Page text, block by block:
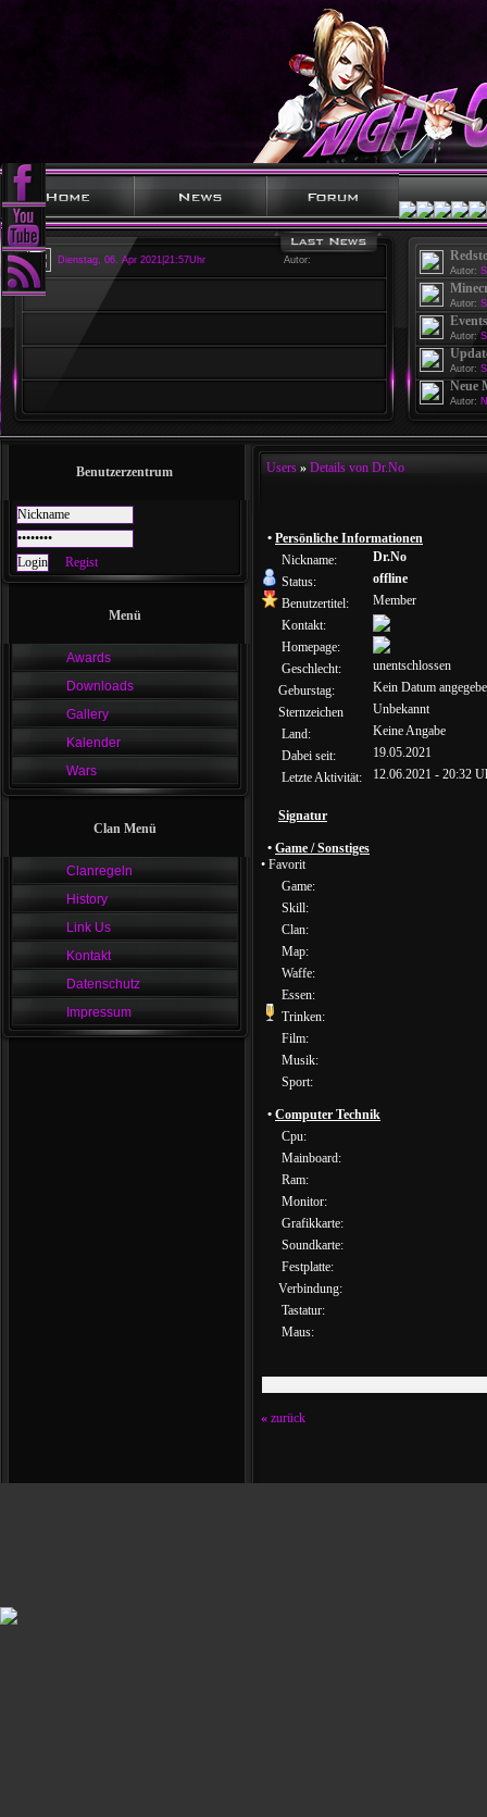
Dienstag, 06. Apr 2021|21:57Uhr Autor:
Autor:
Autor:
Autor:
Autor:
Neue
Autor:
Benutzerzentrum
Regist
Menü
Awards
Downloads
Gallery
Kalender
Wars
Clan Menü
Clanregeln
History
Link Us
Kontakt
Datenschutz
Impressum
Users » Details von Dr.No
• Persönliche Informationen
Nickname:
Dr.No
Status:
offline
Benutzertitel:
Member
Kontakt:
Homepage:
Geschlecht:
unentschlossen
Geburstag:
Kein Datum
Sternzeichen
Unbekannt
Land:
Keine Angabe
Dabei seit:
19.05.2021
Letzte Aktivität:
12.06.2021 - 20:32
Signatur
• Game / Sonstiges
• Favorit
Game:
Skill:
Clan:
Map:
Waffe:
Essen:
Trinken:
Film:
Musik:
Sport:
• Computer Technik
Cpu:
Mainboard:
Ram:
Monitor:
Grafikkarte:
Soundkarte:
Festplatte:
Verbindung:
Tastatur:
Maus:
« zurück